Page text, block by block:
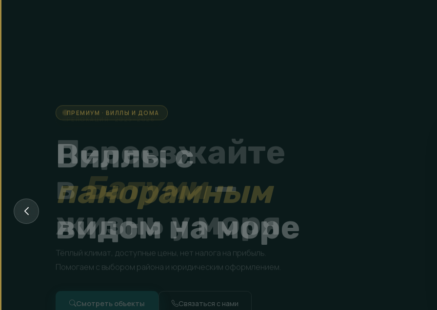
ПРЕМИУМ · ВИЛЛЫ И ДОМА
Виллы с
панорамным
видом на море
Эксклюзивные виллы в горных районах Батуми. Приватность,
тишина и панорама на море — в 10 минутах от центра.
Виллы и дома Записаться на просмотр